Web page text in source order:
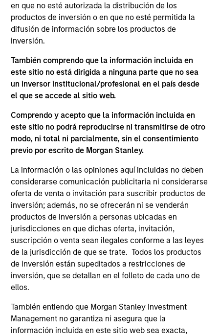
en que no esté autorizada la distribución de los
productos de inversión o en que no esté permitida la
difusión de información sobre los productos de
inversión.
También comprendo que la información incluida en
este sitio no está dirigida a ninguna parte que no sea
un inversor institucional/profesional en el país desde
el que se accede al sitio web.
Comprendo y acepto que la información incluida en
este sitio no podrá reproducirse ni transmitirse de otro
modo, ni total ni parcialmente, sin el consentimiento
previo por escrito de Morgan Stanley.
La información o las opiniones aquí incluidas no deben
considerarse comunicación publicitaria ni considerarse
oferta de venta o invitación para suscribir productos de
inversión; además, no se ofrecerán ni se venderán
productos de inversión a personas ubicadas en
jurisdicciones en que dichas oferta, invitación,
suscripción o venta sean ilegales conforme a las leyes
de la jurisdicción de que se trate. Todos los productos
de inversión están supeditados a restricciones de
inversión, que se detallan en el folleto de cada uno de
ellos.
También entiendo que Morgan Stanley Investment
Management no garantiza ni asegura que la
información incluida en este sitio web sea exacta,
University. He is a CFA charterholder.
High Yield Team
US Middle Market High Yield Strategy
corporations and non-government issuers,
with a focus on middle market credit.
Global High Yield Strategy
Invests globally with a focus on U.S. middle
market credits and on larger, higher-quality
issuers in Europe and in Asia.
ARTÍCULOS RELACIONADOS